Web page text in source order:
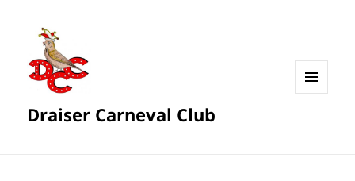
Draiser Carneval Club